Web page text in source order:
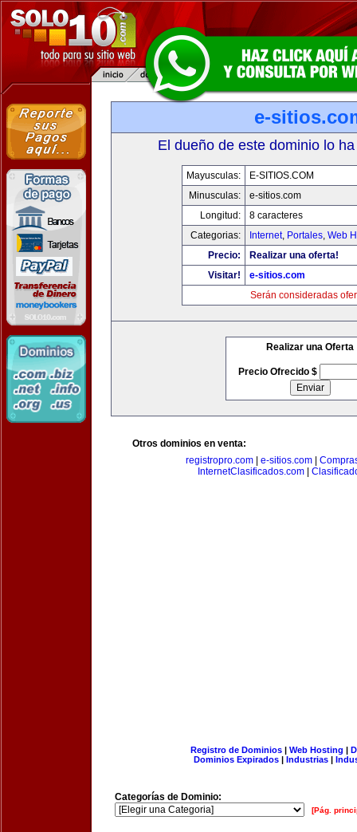
e-
El dueño de este dominio lo
Mayusculas:
E-SITIOS.COM
Minusculas:
e-sitios.com
Longitud:
8 caracteres
Categorias:
Internet, Portales, Web
Precio:
Realizar una oferta!
Visitar!
e-sitios.com
Serán consideradas
Realizar una Oferta
Precio Ofrecido $
Otros dominios en venta:
registropro.com
e-sitios.com
InternetClasificados.com|
Registro de Dominios| Web Hosting |
Dominios Expirados | Industrias |
Categorías de Dominio:
[Pág.